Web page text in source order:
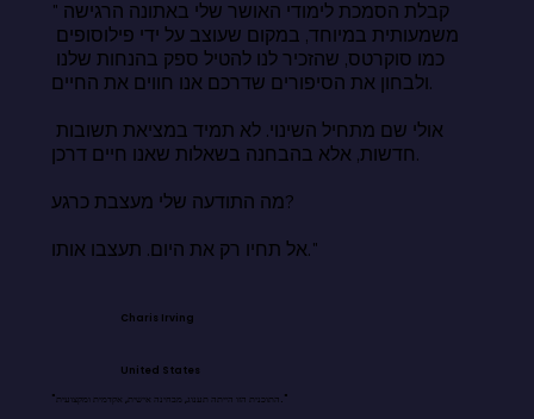
"קבלת הסמכת לימודי האושר שלי באתונה הרגישה
ולבחון את הסיפורים שדרכם אנו חווים את החיים.
אולי שם מתחיל השינוי. לא תמיד במציאת תשובות
חדשות, אלא בהבחנה בשאלות שאנו חיים דרכן.
מה התודעה שלי מעצבת כרגע?
אל תחיו רק את היום. תעצבו אותו."
Charis Irving
United States
"התוכנית הזו הייתה תענוג, מבחינה אישית, אקדמית ומקצועית."